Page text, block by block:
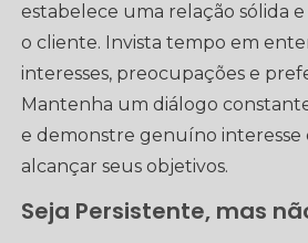
estabelece uma relação sólida
o cliente. Invista tempo em
interesses, preocupações e
Mantenha um diálogo
e demonstre genuíno interesse
alcançar seus objetivos.
Seja Persistente, mas